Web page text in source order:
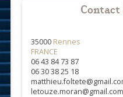
35000 Rennes
FRANCE
06 43 84 73 87
06 30 38 25 18
letouze.moran@gmail.com